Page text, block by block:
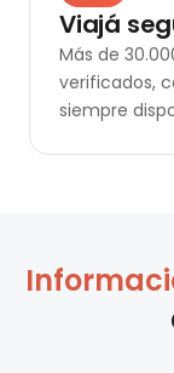
Viajá
Más de
verificados,
siempre